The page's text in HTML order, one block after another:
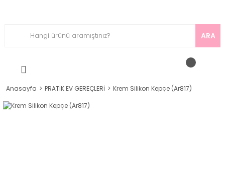
ARA
Anasayfa PRATİK EV GEREÇLERİ Krem Silikon Kepçe (Ar817)